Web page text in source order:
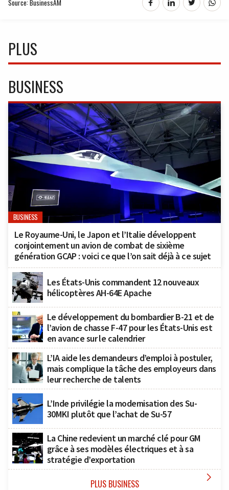
Source: BusinessAM
PLUS
BUSINESS
BUSINESS
Le Royaume-Uni, le Japon et l’Italie développent
conjointement un avion de combat de sixième
génération GCAP : voici ce que l’on sait déjà à ce sujet
Les États-Unis commandent 12 nouveaux
hélicoptères AH-64E Apache
Le développement du bombardier B-21 et de
l’avion de chasse F-47 pour les États-Unis est
en avance sur le calendrier
L’IA aide les demandeurs d’emploi à postuler,
mais complique la tâche des employeurs dans
leur recherche de talents
L’Inde privilégie la modernisation des Su-
30MKI plutôt que l’achat de Su-57
La Chine redevient un marché clé pour GM
grâce à ses modèles électriques et à sa
stratégie d’exportation
PLUS BUSINESS 